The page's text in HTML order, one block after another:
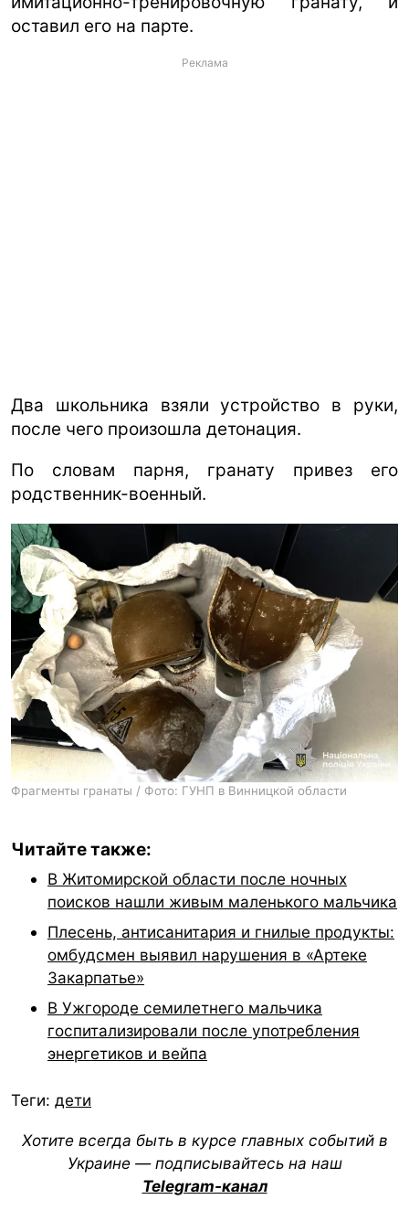
оставил его на парте.
Реклама
Два школьника взяли устройство в руки,
после чего произошла детонация.
По словам парня, гранату привез его
родственник-военный.
Фрагменты гранаты / Фото: ГУНП в Винницкой области
Читайте также:
В Житомирской области после ночных
поисков нашли живым маленького мальчика
Плесень, антисанитария и гнилые продукты:
омбудсмен выявил нарушения в «Артеке
Закарпатье»
В Ужгороде семилетнего мальчика
госпитализировали после употребления
энергетиков и вейпа
Теги: дети
Хотите всегда быть в курсе главных событий в
Украине — подписывайтесь на наш
Telegram-канал